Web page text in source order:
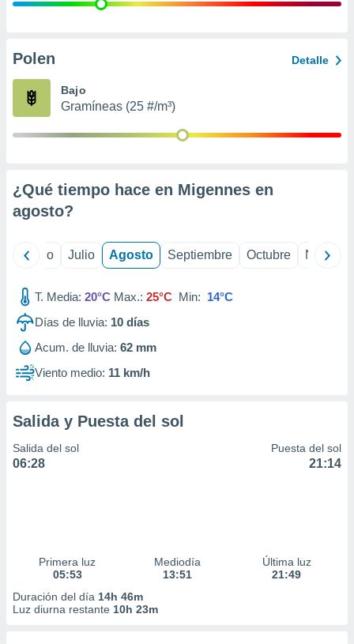
publicidad
de
Polen Detalle
Bajo
Gramíneas (25 #/m³)
¿Qué tiempo hace en Migennes en
agosto?
Junio Julio Agosto Septiembre Octubre
T. Media: 20°C Max.: 25°C Min: 14°C
Días de lluvia: 10 días
Acum. de lluvia: 62 mm
Viento medio: 11 km/h
Salida y Puesta del sol
Salida del sol
06:28
Puesta del sol
21:14
Primera luz
05:53
Mediodía
13:51
Última luz
21:49
Duración del día 14h 46m
Luz diurna restante 10h 23m